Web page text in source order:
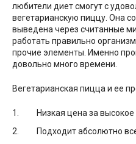
любители диет смогут с
вегетарианскую пиццу. Она
выведена через считанные
работать правильно
прочие элементы. Именно
довольно много времени.
Вегетарианская пицца и ее
Низкая цена за высокое
Подходит абсолютно